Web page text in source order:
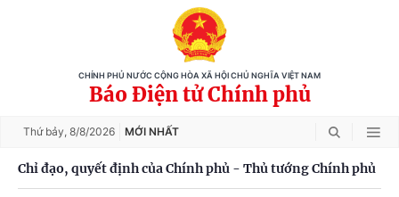
CHÍNH PHỦ NƯỚC CỘNG HÒA XÃ HỘI CHỦ NGHĨA VIỆT NAM
Báo Điện tử Chính phủ
Thứ bảy, 8/8/2026 MỚI NHẤT
Chỉ đạo, quyết định của Chính phủ - Thủ tướng Chính phủ